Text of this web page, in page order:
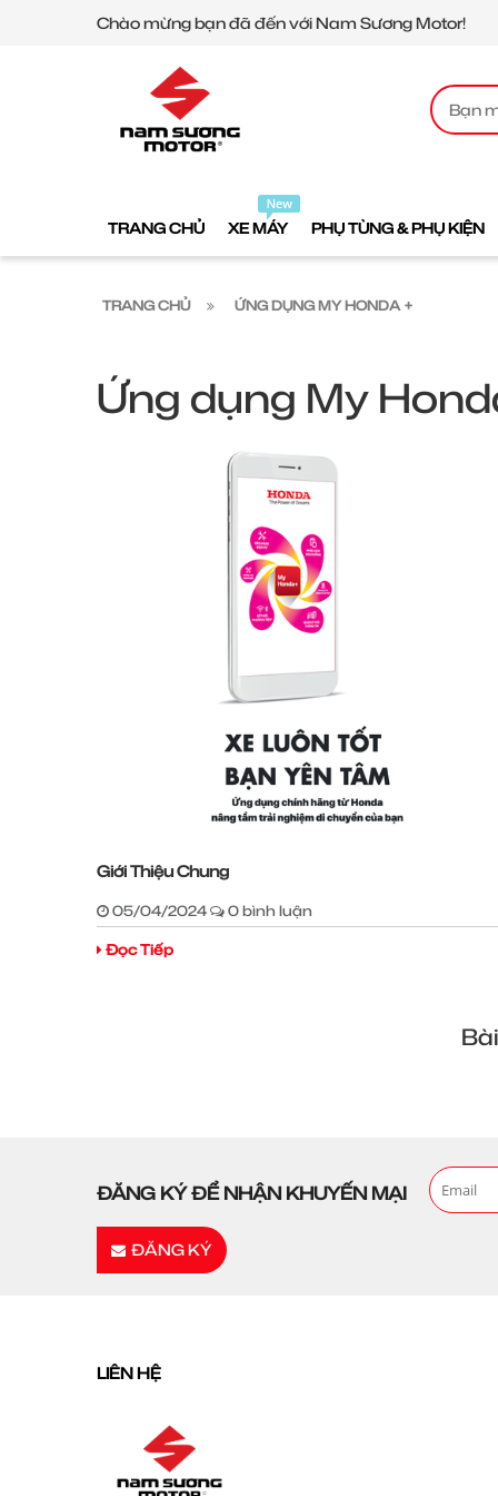
Chào mừng bạn đã đến với Nam Sương Motor!
TRANG CHỦ XE MÁY PHỤ TÙNG & PHỤ KIỆN
TRANG CHỦ ỨNG DỤNG MY HONDA +
Ứng dụng My
Giới Thiệu Chung
05/04/2024
0 bình luận
Đọc Tiếp
ĐĂNG KÝ ĐỂ NHẬN KHUYẾN MẠI
ĐĂNG KÝ
LIÊN HỆ